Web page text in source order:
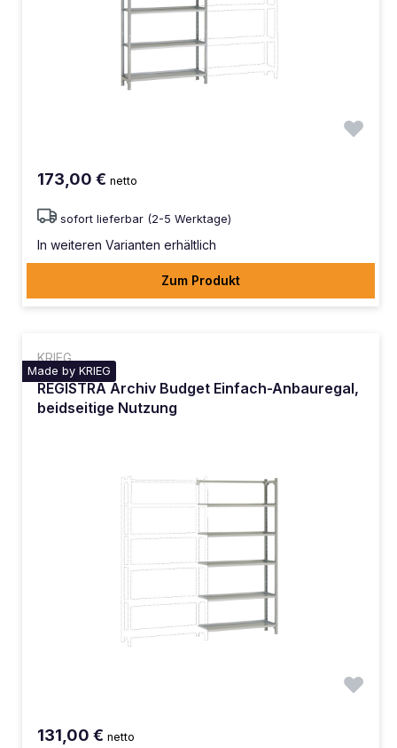
173,00 € netto
sofort lieferbar (2-5 Werktage)
In weiteren Varianten erhältlich
Zum Produkt
KRIEG
Made by KRIEG
REGISTRA Archiv Budget Einfach-Anbauregal,
beidseitige Nutzung
131,00 € netto